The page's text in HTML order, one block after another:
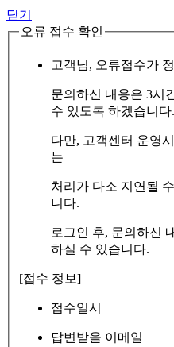
닫기
오류 접수 확인
고객님, 오류접수가
문의하신 내용은 3시
수 있도록 하겠습니다.
다만, 고객센터 운영
는
처리가 다소 지연될
니다.
로그인 후, 문의하신
하실 수 있습니다.
[접수 정보]
접수일시
답변받을 이메일